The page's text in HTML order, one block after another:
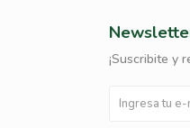
¡Suscribite y